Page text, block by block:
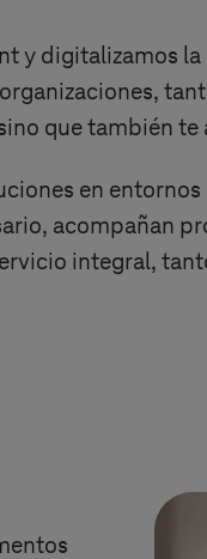
y digitalizamos
que también
en
acompañan
integral,